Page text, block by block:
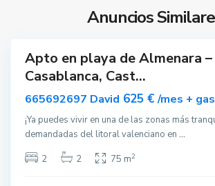
Anuncios
Apto en playa de Almenara –
Casablanca, Cast...
665692697 David 625 €/mes +
¡Ya puedes vivir en una de las zonas más
demandadas del litoral valenciano en ...
2
2 75 m2
i
n
a